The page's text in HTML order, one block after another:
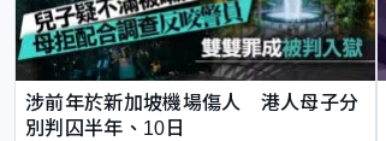
涉前年於新加坡機場傷人 港人母子分
別判囚半年、10日